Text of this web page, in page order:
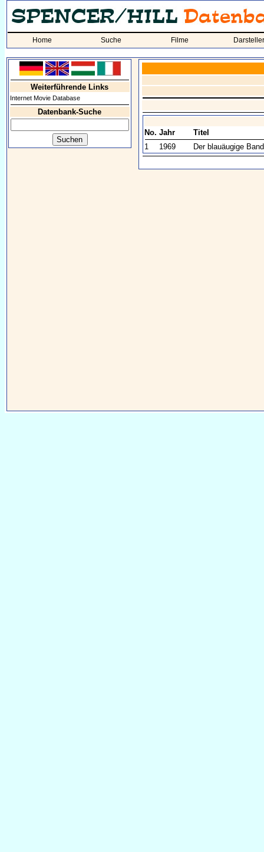
Home Suche Filme Darsteller
Weiterführende Links
Internet Movie Database
Datenbank-Suche
No. Jahr
Titel
1
1969 Der blauäugige